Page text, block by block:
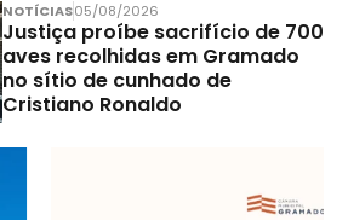
NOTÍCIAS05/08/2026
Justiça proíbe sacrifício de 700
aves recolhidas em Gramado
no sítio de cunhado de
Cristiano Ronaldo